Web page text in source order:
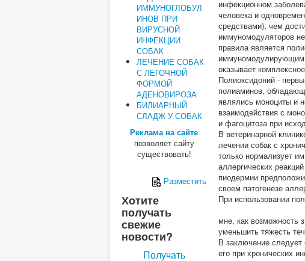
ИММУНОГЛОБУЛ
ИНОВ ПРИ
ВИРУСНОЙ
ИНФЕКЦИИ
СОБАК
ЛЕЧЕНИЕ СОБАК
С ЛЕГОЧНОЙ
ФОРМОЙ
АДЕНОВИРОЗА
БИЛИАРНЫЙ
СЛАДЖ У СОБАК
Реклама на сайте
позволяет сайту
существовать!
Разместить
Хотите
получать
свежие
новости?
Получать
инфекционном
человека и
средствами), чем
иммуномодуляторов
правила является
оказывает
Полиоксидоний -
полиаминов,
являлись моноциты и
взаимодействия с
и фагоцитоза при
В ветеринарной
лечении собак с
только нормализует
аллергических
пиодермии
своем патогенезе
При использовании
мне, как возможность
уменьшить тяжесть
В заключение
его при хронических